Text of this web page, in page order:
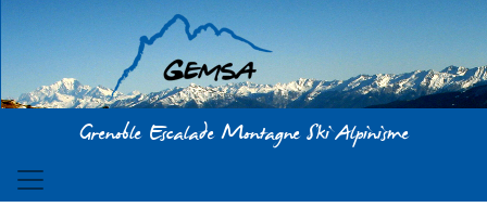
Aller au contenu principal
Grenoble Escalade Montagne Ski Alpinisme